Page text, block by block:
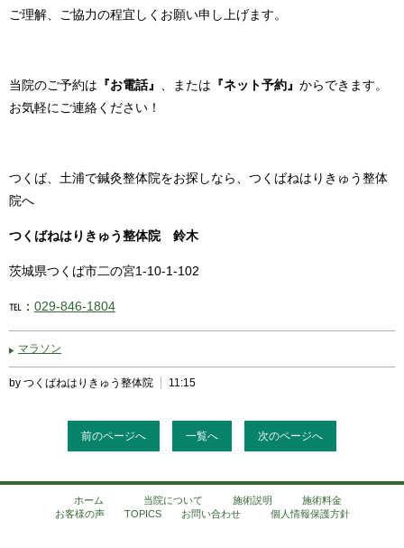
ご理解、ご協力の程宜しくお願い申し上げます。
当院のご予約は 『お電話』 、または 『ネット予約』 からできます。
お気軽にご連絡ください！
つくば、土浦で鍼灸整体院をお探しなら、つくばねはりきゅう整体
院へ
つくばねはりきゅう整体院 鈴木
茨城県つくば市二の宮1-10-1-102
℡： 029-846-1804
マラソン
by つくばねはりきゅう整体院 11:15
前のページへ 一覧へ 次のページへ
ホーム 当院について 施術説明
施術料金
お客様の声
TOPICS お問い合わせ 個人情報保護方針